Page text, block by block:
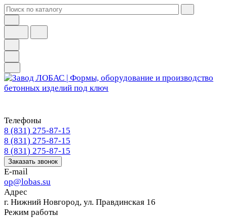
Телефоны
8 (831) 275-87-15
8 (831) 275-87-15
8 (831) 275-87-15
Заказать звонок
E-mail
op@lobas.su
Адрес
г. Нижний Новгород, ул. Правдинская 16
Режим работы